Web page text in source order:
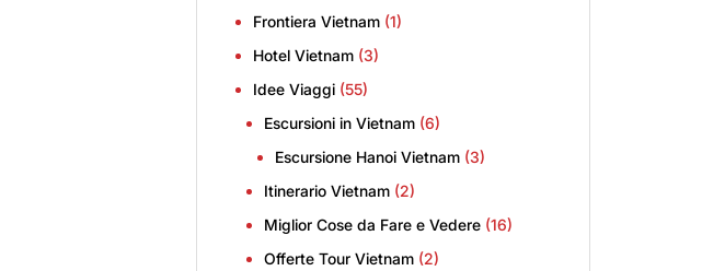
Frontiera Vietnam (1)
Hotel Vietnam (3)
Idee Viaggi (55)
Escursioni in Vietnam (6)
Escursione Hanoi Vietnam (3)
Itinerario Vietnam (2)
Miglior Cose da Fare e Vedere (16)
Offerte Tour Vietnam (2)